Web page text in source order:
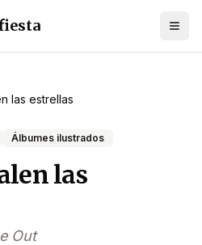
las estrellas
Álbumes ilustrados
las
Out